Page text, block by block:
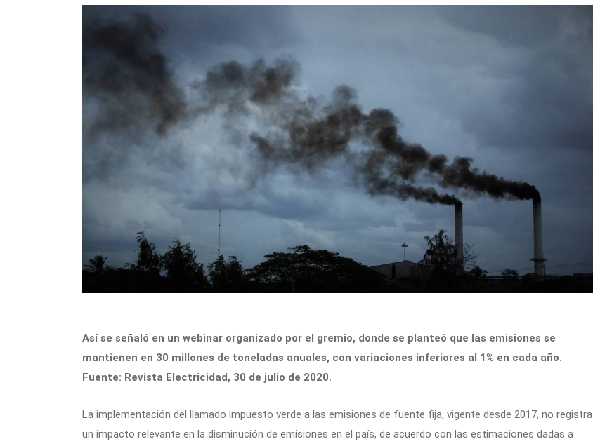
Así se señaló en un webinar organizado por el gremio, donde se planteó que las emisiones se
mantienen en 30 millones de toneladas anuales, con variaciones inferiores al 1% en cada año.
Fuente: Revista Electricidad, 30 de julio de 2020.
La implementación del llamado impuesto verde a las emisiones de fuente fija, vigente desde 2017, no registra
un impacto relevante en la disminución de emisiones en el país, de acuerdo con las estimaciones dadas a